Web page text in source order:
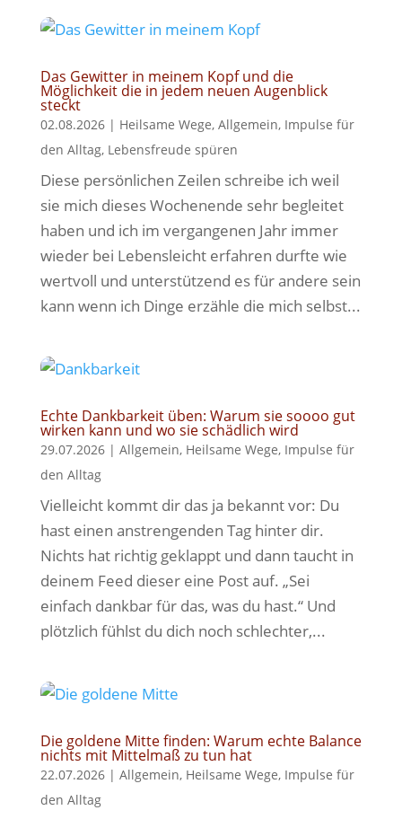
Das Gewitter in meinem Kopf und die
Möglichkeit die in jedem neuen Augenblick
steckt
02.08.2026| Heilsame Wege, Allgemein, Impulse für
den Alltag, Lebensfreude spüren
Diese persönlichen Zeilen schreibe ich weil
sie mich dieses Wochenende sehr begleitet
haben und ich im vergangenen Jahr immer
wieder bei Lebensleicht erfahren durfte wie
wertvoll und unterstützend es für andere sein
kann wenn ich Dinge erzähle die mich selbst...
Echte Dankbarkeit üben: Warum sie soooo gut
wirken kann und wo sie schädlich wird
29.07.2026| Allgemein, Heilsame Wege, Impulse für
den Alltag
Vielleicht kommt dir das ja bekannt vor: Du
hast einen anstrengenden Tag hinter dir.
Nichts hat richtig geklappt und dann taucht in
deinem Feed dieser eine Post auf. „Sei
einfach dankbar für das, was du hast.“ Und
plötzlich fühlst du dich noch schlechter,...
Die goldene Mitte finden: Warum echte Balance
nichts mit Mittelmaß zu tun hat
22.07.2026| Allgemein, Heilsame Wege, Impulse für
den Alltag